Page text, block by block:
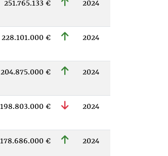
251.765.133 € 2024
228.101.000 € 2024
204.875.000 € 2024
198.803.000 € 2024
178.686.000 € 2024